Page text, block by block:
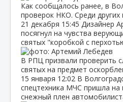
Как сообщалось ранее, в
проверок НКО. Среди других
21 декабря 15:45 Дизайнер
посягнул на чувства
святых "коробкой с
В РПЦ призвали проверить
святых на предмет
15 января 12:02 В
спецтехника МЧС пришла
снежный плен